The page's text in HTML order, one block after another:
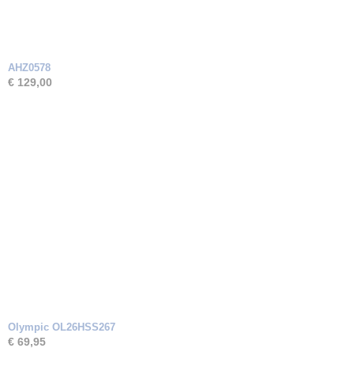
AHZ0578
€ 129,00
Olympic OL26HSS267
€ 69,95